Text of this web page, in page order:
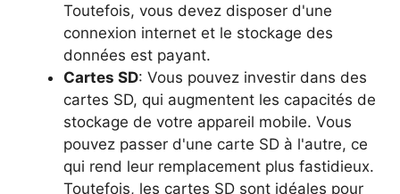
Toutefois, vous devez disposer d'une
connexion internet et le stockage des
données est payant.
Cartes SD: Vous pouvez investir dans des
cartes SD, qui augmentent les capacités de
stockage de votre appareil mobile. Vous
pouvez passer d'une carte SD à l'autre, ce
qui rend leur remplacement plus fastidieux.
Toutefois, les cartes SD sont idéales pour